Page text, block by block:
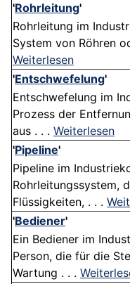
'Rohrleitung'
Rohrleitung im
System von Röhren
Weiterlesen
'Entschwefelung'
Entschwefelung im
Prozess der
aus . . . Weiterlesen
'Pipeline'
Pipeline im
Rohrleitungssystem,
Flüssigkeiten, . . .
'Bediener'
Ein Bediener im
Person, die für die
Wartung . . .